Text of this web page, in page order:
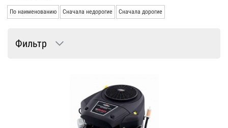
По наименованию Сначала недорогие Сначала дорогие
Фильтр